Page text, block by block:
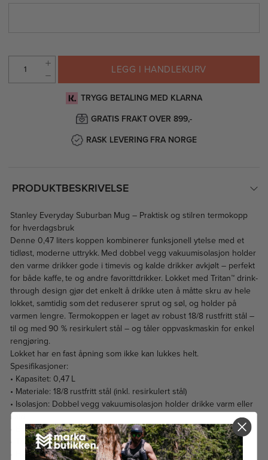
LEGG I HANDLEKURV
TRYGG BETALING MED KLARNA
GRATIS FRAKT OVER 899,-
RASK LEVERING FRA NORGE
PRODUKTBESKRIVELSE
Stanley Everyday Suburban Mug – Praktisk og stilren termokopp
for hverdagsbruk
Denne 0,47 liters koppen kombinerer funksjonell ytelse med et
tidløst, moderne uttrykk. Med dobbel vegg vakuumisolasjon holder
den varme drikker gode i timevis og kalde drikker avkjølt – perfekt
for både kaffe, te og andre favorittdrikker. Lokket med Tritan™ drink-
through design gjør det enkelt å drikke uten å måtte skru av hele
lokket, samtidig som det reduserer sprut og søl, og holder på
varmen lengre. Termokoppen er laget av robust 18/8 rustfritt stål –
til og med 90 % resirkulert stål – og tåler oppvaskmaskin for enkel
rengjøring.
Lokket har en fast åpning som ikke kan lukkes helt.
Spesifikasjoner:
• Kapasitet: 0,47 L
• Materiale: 18/8 rustfritt stål (inkl. resirkulert stål)
• Isolasjon: Dobbel vegg vakuumisolasjon holder drikke varm eller
kald
• BPA-fri: Ja
• Tåler oppvaskmaskin: Ja
• Håndtak: Komfortabelt integrert håndtak